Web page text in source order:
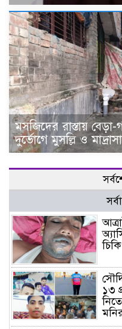
মসজিদের রাস্তায়
দুর্ভোগে মুসল্লি ও মাদ্রাসা
১৩